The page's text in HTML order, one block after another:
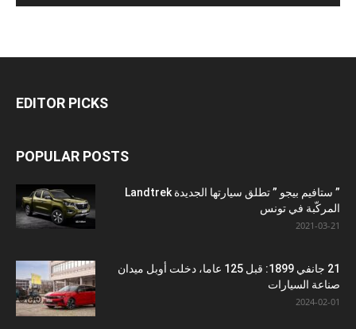
EDITOR PICKS
POPULAR POSTS
” ستافيم بيجو ” تطلق سيارتها الجديدة Landtrek
المركّبة في تونس
2021-03-21
21 جانفي 1899: قبل 125 عاما، دخلت أوبل ميدان
صناعة السيارات
2024-02-01